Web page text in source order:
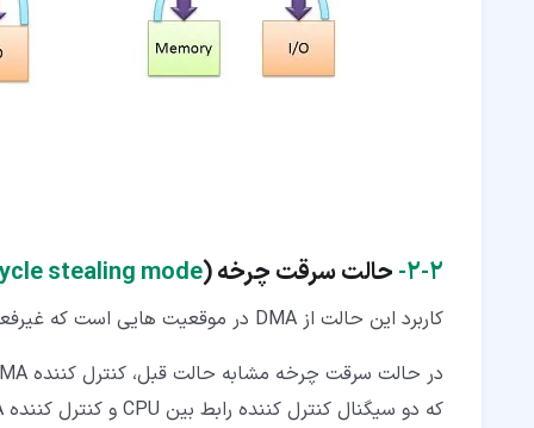
۲‏-‏۲‏- حالت سرقت چرخه (stealing mode)
کاربرد این حالت از DMA در موقعیت هایی است که غیرفعال ماندن طولانی مدت CPU امکان پذیر نیست.
که دو سیگنال کنترل کننده رابط بین CPU و کنترل کننده DMA هستند، بر گذرگاه تسلط می یابد.